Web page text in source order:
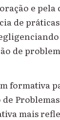
e pela
de
de
formativa
Problemas
mais